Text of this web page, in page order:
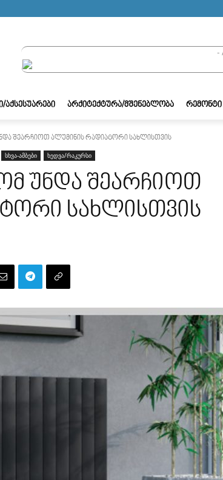
-
ᲐᲥᲡᲔᲡᲣᲐᲠᲔᲑᲘ ᲐᲠᲥᲘᲢᲔᲥᲢᲣᲠᲐ/ᲛᲨᲔᲜᲔᲑᲚᲝᲑᲐ ᲠᲔᲛᲝᲜᲢᲘ
შეარჩიოთ ალუმინის რადიატორი სახლისთვის
სხვა-ამბები ხედვა/რაკურსი
უნდა შეარჩიოთ
სახლისთვის